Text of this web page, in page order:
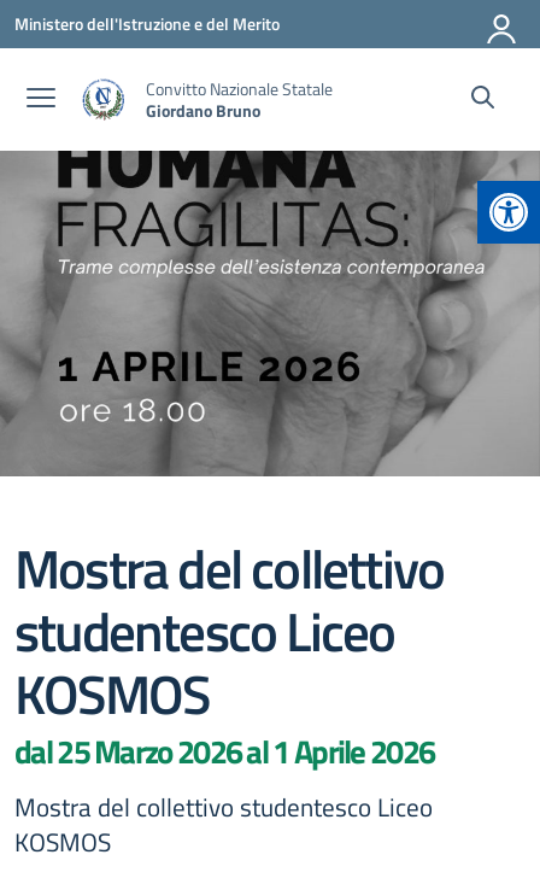
Vai ai contenuti
Vai al menu di navigazione
Vai al footer
Ministero dell'Istruzione e del Merito
Convitto Nazionale Statale
Giordano Bruno
Mostra del collettivo
studentesco Liceo
KOSMOS
dal 25 Marzo 2026 al 1 Aprile 2026
Mostra del collettivo studentesco Liceo
KOSMOS